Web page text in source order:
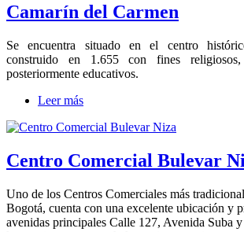
Camarín del Carmen
Se encuentra situado en el centro
construido en 1.655 con fines
posteriormente educativos.
Leer más
Centro Comercial Bulevar
Uno de los Centros Comerciales más
Bogotá, cuenta con una excelente ubicación y
avenidas principales Calle 127, Avenida Suba